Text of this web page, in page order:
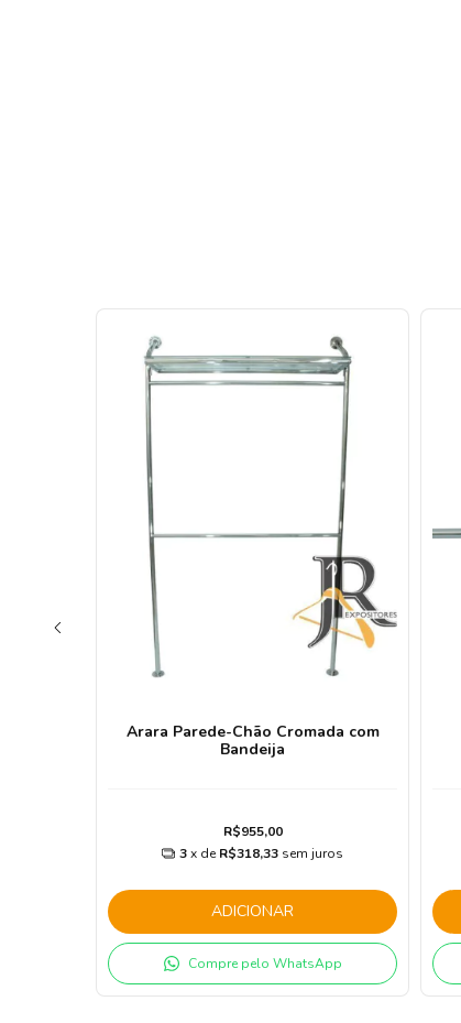
Arara Parede-Chão Cromada com
Bandeija
R$955,00
3x de R$318,33 sem juros
ADICIONAR
Compre pelo WhatsApp